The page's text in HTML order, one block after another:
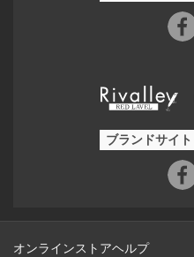
ブランドサイト
オンラインストアヘルプ